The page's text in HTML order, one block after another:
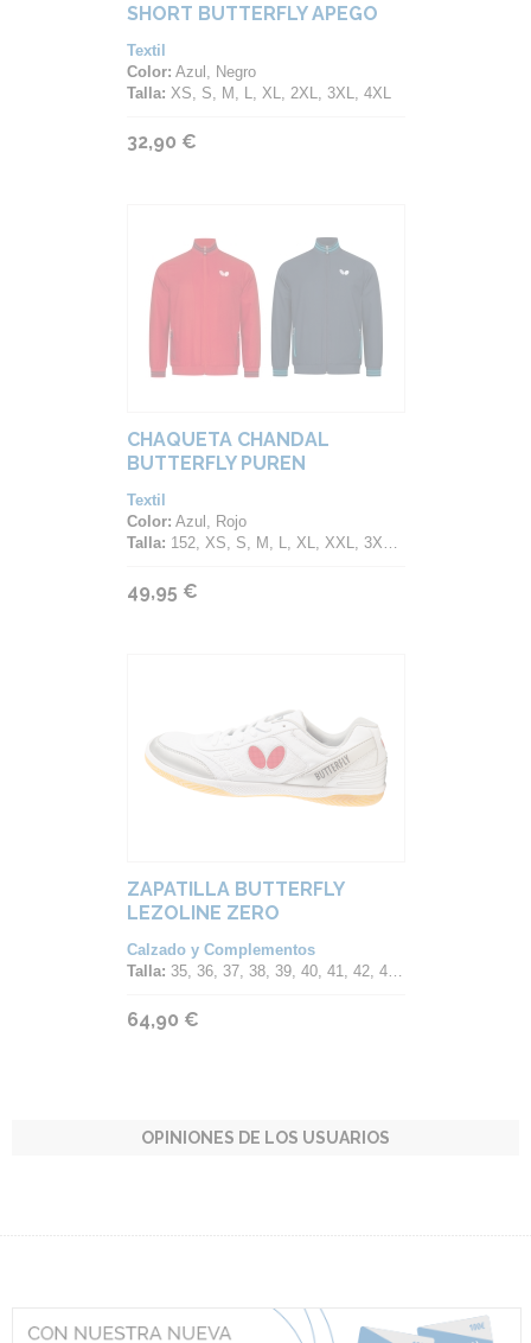
SHORT BUTTERFLY APEGO
Textil
Color: Azul, Negro
Talla: XS, S, M, L, XL, 2XL, 3XL, 4XL
32,90 €
CHAQUETA CHANDAL
BUTTERFLY PUREN
Textil
Color: Azul, Rojo
Talla: 152, XS, S, M, L, XL, XXL, 3XL, 4XL
49,95 €
ZAPATILLA BUTTERFLY
LEZOLINE ZERO
Calzado y Complementos
Talla: 35, 36, 37, 38, 39, 40, 41, 42, 43, 44, 45, 46
64,90 €
OPINIONES DE LOS USUARIOS